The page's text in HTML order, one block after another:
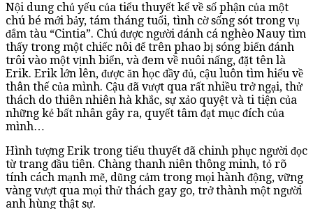
Nội dung chủ yếu của tiểu thuyết kể về số phận của một
chú bé mới bảy, tám tháng tuổi, tình cờ sống sót trong vụ
đắm tàu “Cintia”. Chú được người đánh cá nghèo Nauy tìm
thấy trong một chiếc nôi để trên phao bị sóng biển đánh
trôi vào một vịnh biển, và đem về nuôi nấng, đặt tên là
Erik. Erik lớn lên, được ăn học đầy đủ, cậu luôn tìm hiểu về
thân thế của mình. Cậu đã vượt qua rất nhiều trở ngại, thử
thách do thiên nhiên hà khắc, sự xảo quyệt và ti tiện của
những kẻ bất nhân gây ra, quyết tâm đạt mục đích của
mình…
Hình tượng Erik trong tiểu thuyết đã chinh phục người đọc
từ trang đầu tiên. Chàng thanh niên thông minh, tỏ rõ
tính cách mạnh mẽ, dũng cảm trong mọi hành động, vững
vàng vượt qua mọi thử thách gay go, trở thành một người
anh hùng thật sự.